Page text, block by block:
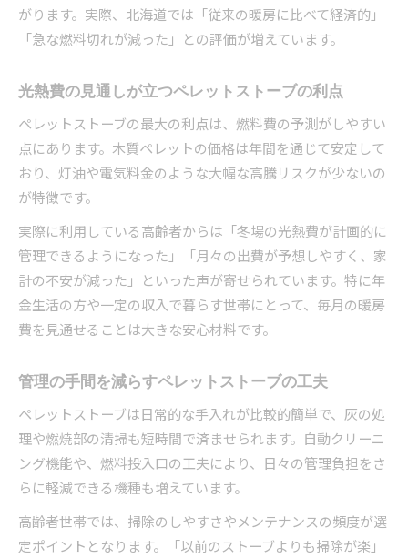
がります。実際、北海道では「従来の暖房に比べて経済的」
「急な燃料切れが減った」との評価が増えています。
光熱費の見通しが立つペレットストーブの利点
ペレットストーブの最大の利点は、燃料費の予測がしやすい
点にあります。木質ペレットの価格は年間を通じて安定して
おり、灯油や電気料金のような大幅な高騰リスクが少ないの
が特徴です。
実際に利用している高齢者からは「冬場の光熱費が計画的に
管理できるようになった」「月々の出費が予想しやすく、家
計の不安が減った」といった声が寄せられています。特に年
金生活の方や一定の収入で暮らす世帯にとって、毎月の暖房
費を見通せることは大きな安心材料です。
管理の手間を減らすペレットストーブの工夫
ペレットストーブは日常的な手入れが比較的簡単で、灰の処
理や燃焼部の清掃も短時間で済ませられます。自動クリーニ
ング機能や、燃料投入口の工夫により、日々の管理負担をさ
らに軽減できる機種も増えています。
高齢者世帯では、掃除のしやすさやメンテナンスの頻度が選
定ポイントとなります。「以前のストーブよりも掃除が楽」